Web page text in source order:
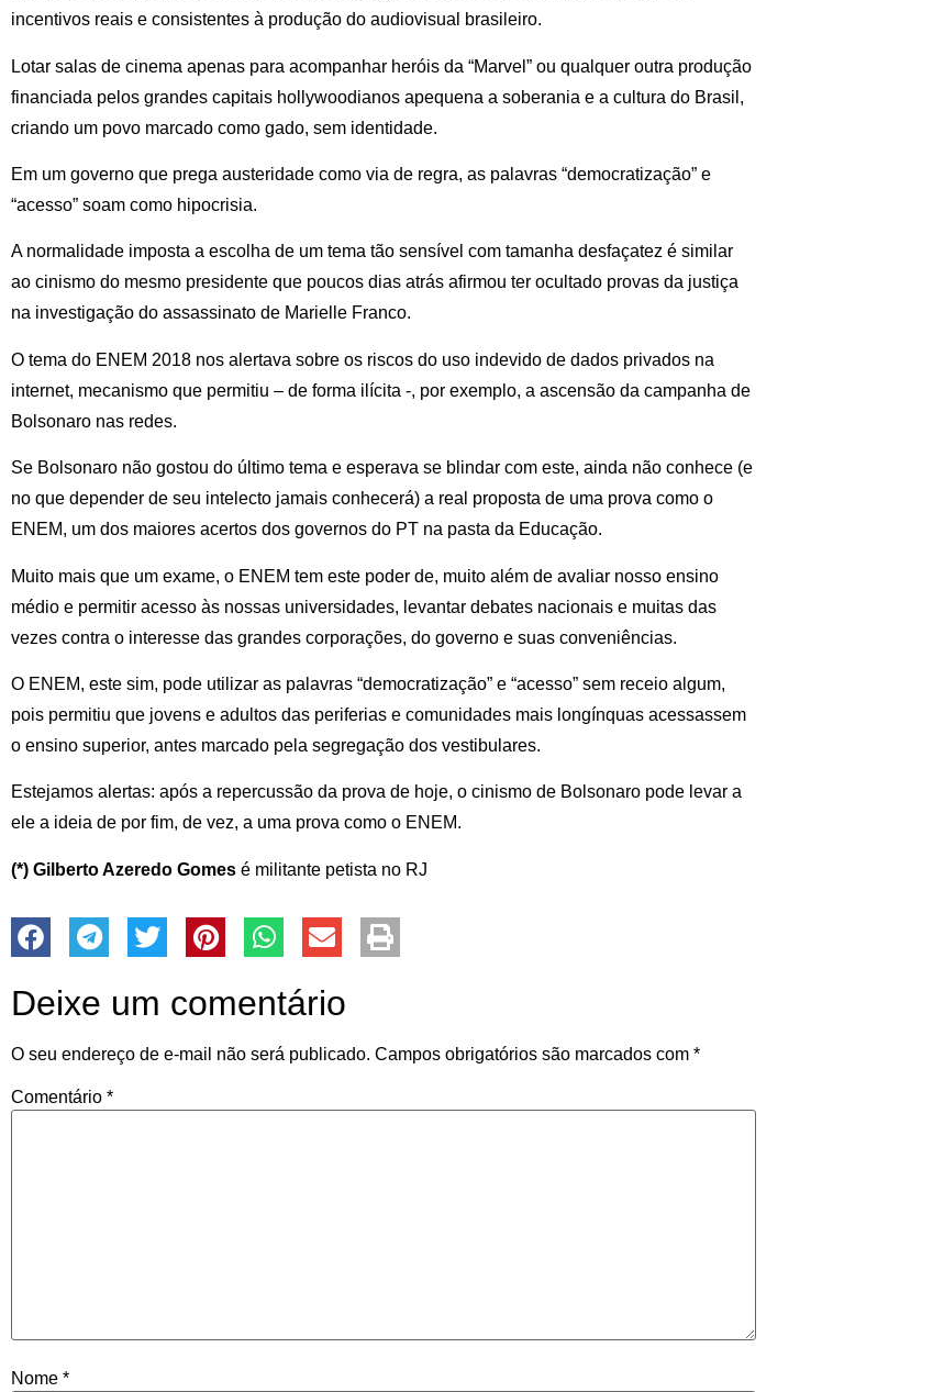
incentivos reais e consistentes à produção do audiovisual brasileiro.
Lotar salas de cinema apenas para acompanhar heróis da “Marvel” ou qualquer outra produção
financiada pelos grandes capitais hollywoodianos apequena a soberania e a cultura do Brasil,
criando um povo marcado como gado, sem identidade.
Em um governo que prega austeridade como via de regra, as palavras “democratização” e
“acesso” soam como hipocrisia.
A normalidade imposta a escolha de um tema tão sensível com tamanha desfaçatez é similar
ao cinismo do mesmo presidente que poucos dias atrás afirmou ter ocultado provas da justiça
na investigação do assassinato de Marielle Franco.
O tema do ENEM 2018 nos alertava sobre os riscos do uso indevido de dados privados na
internet, mecanismo que permitiu – de forma ilícita -, por exemplo, a ascensão da campanha de
Bolsonaro nas redes.
Se Bolsonaro não gostou do último tema e esperava se blindar com este, ainda não conhece (e
no que depender de seu intelecto jamais conhecerá) a real proposta de uma prova como o
ENEM, um dos maiores acertos dos governos do PT na pasta da Educação.
Muito mais que um exame, o ENEM tem este poder de, muito além de avaliar nosso ensino
médio e permitir acesso às nossas universidades, levantar debates nacionais e muitas das
vezes contra o interesse das grandes corporações, do governo e suas conveniências.
O ENEM, este sim, pode utilizar as palavras “democratização” e “acesso” sem receio algum,
pois permitiu que jovens e adultos das periferias e comunidades mais longínquas acessassem
o ensino superior, antes marcado pela segregação dos vestibulares.
Estejamos alertas: após a repercussão da prova de hoje, o cinismo de Bolsonaro pode levar a
ele a ideia de por fim, de vez, a uma prova como o ENEM.
(*) Gilberto Azeredo Gomes é militante petista no RJ
Deixe um comentário
O seu endereço de e-mail não será publicado. Campos obrigatórios são marcados com *
Comentário *
Nome *